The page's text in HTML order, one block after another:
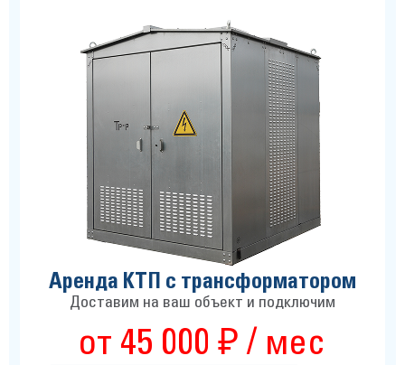
Аренда КТП с трансформатором
Доставим на ваш объект и подключим
от 45 000 ₽ / мес